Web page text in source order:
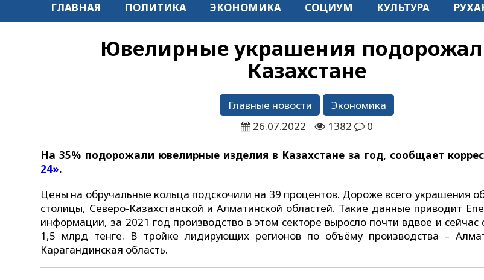
ГЛАВНАЯ ПОЛИТИКА ЭКОНОМИКА СОЦИУМ КУЛЬТУРА
Ювелирные украшения
Казахстане
Главные новости
Экономика
26.07.2022
1382 0
На 35% подорожали ювелирные изделия в Казахстане за год, сообщает
24».
Цены на обручальные кольца подскочили на 39 процентов. Дороже всего украшения
столицы, Северо-Казахстанской и Алматинской областей. Такие данные приводит
информации, за 2021 год производство в этом секторе выросло почти вдвое и сейчас
1,5 млрд тенге. В тройке лидирующих регионов по объёму производства –
Карагандинская область.